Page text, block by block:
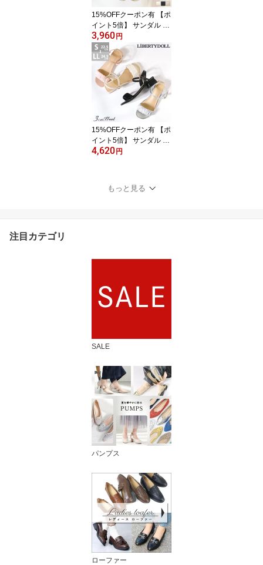
5526 リバティードール
15%OFFクーポン有 【ポ
イント5倍】 サンダル レ
ディース ローヒール 疲
れない ぺたんこ つっか
け 黒 ブラック 柔らかい
インソール リボン 夏 お
出かけ 浴衣 リゾート か
わいい 上品 22.5-24.5cm
浴衣 リラクシー かわい
い No.4200 LiBERTYDO
LL リバティードール
3,960 円
15%OFFクーポン有 【ポ
イント5倍】 サンダル レ
ディース きれいめ スト
シアー きらきら おしゃ
れ カジュアル ブラック
4,620 円
もっと見る
注目カテゴリ
SALE
パンプス
ローファー